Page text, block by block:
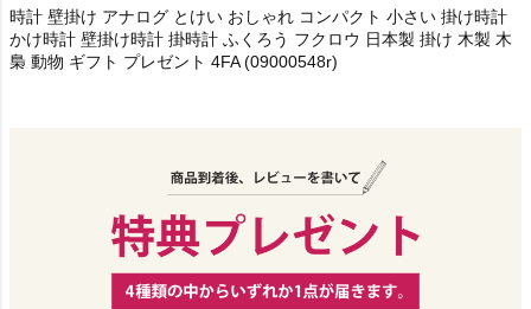
時計 壁掛け アナログ とけい おしゃれ コンパクト 小さい 掛け時計
かけ時計 壁掛け時計 掛時計 ふくろう フクロウ 日本製 掛け 木製 木
梟 動物 ギフト プレゼント 4FA (09000548r)